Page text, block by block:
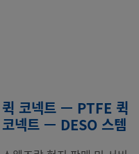
퀵 코넥트 — PTFE 퀵
코넥트 — DESO 스템